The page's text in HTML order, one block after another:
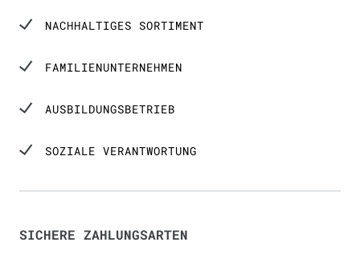
NACHHALTIGES SORTIMENT
FAMILIENUNTERNEHMEN
AUSBILDUNGSBETRIEB
SOZIALE VERANTWORTUNG
SICHERE ZAHLUNGSARTEN